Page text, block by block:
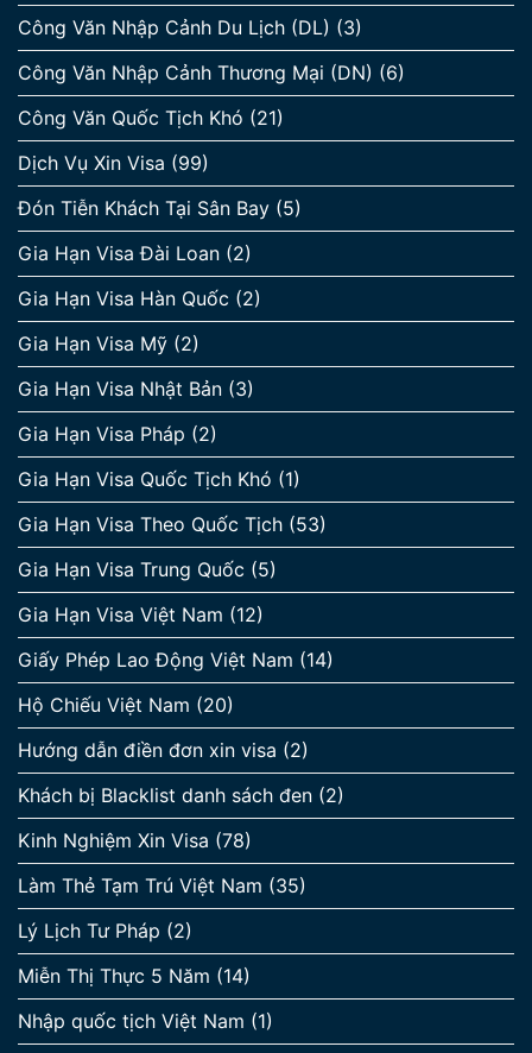
Công Văn Nhập Cảnh Du Lịch (DL) (3)
Công Văn Nhập Cảnh Thương Mại (DN) (6)
Công Văn Quốc Tịch Khó (21)
Dịch Vụ Xin Visa (99)
Đón Tiễn Khách Tại Sân Bay (5)
Gia Hạn Visa Đài Loan (2)
Gia Hạn Visa Hàn Quốc (2)
Gia Hạn Visa Mỹ (2)
Gia Hạn Visa Nhật Bản (3)
Gia Hạn Visa Pháp (2)
Gia Hạn Visa Quốc Tịch Khó (1)
Gia Hạn Visa Theo Quốc Tịch (53)
Gia Hạn Visa Trung Quốc (5)
Gia Hạn Visa Việt Nam (12)
Giấy Phép Lao Động Việt Nam (14)
Hộ Chiếu Việt Nam (20)
Hướng dẫn điền đơn xin visa (2)
Khách bị Blacklist danh sách đen (2)
Kinh Nghiệm Xin Visa (78)
Làm Thẻ Tạm Trú Việt Nam (35)
Lý Lịch Tư Pháp (2)
Miễn Thị Thực 5 Năm (14)
Nhập quốc tịch Việt Nam (1)